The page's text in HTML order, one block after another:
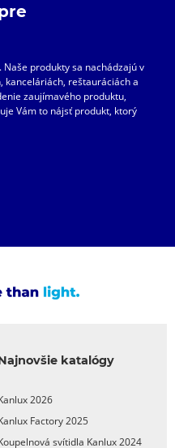
produkty sa nachádzajú v
kanceláriách, reštauráciách a
zaujímavého produktu,
Vám to nájsť produkt, ktorý
katalógy
2026
Factory 2025
svítidla Kanlux 2024